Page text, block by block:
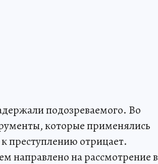
подозреваемого. Во
которые применялись
преступлению отрицает.
направлено на рассмотрение в